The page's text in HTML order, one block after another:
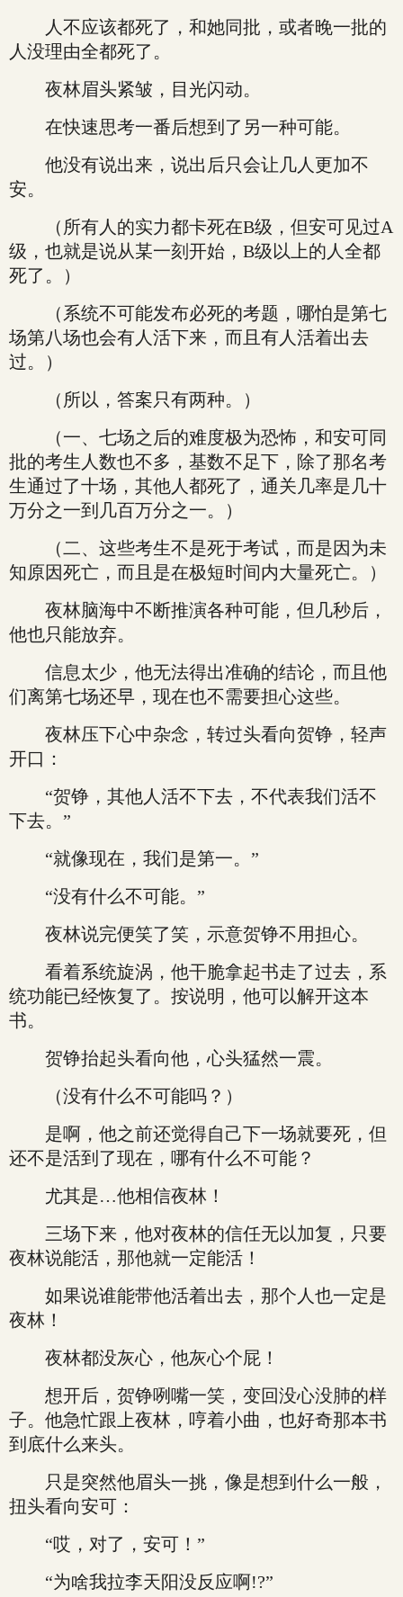
人不应该都死了，和她同批，或者晚一批的
人没理由全都死了。
夜林眉头紧皱，目光闪动。
在快速思考一番后想到了另一种可能。
他没有说出来，说出后只会让几人更加不
安。
（所有人的实力都卡死在B级，但安可见过A
级，也就是说从某一刻开始，B级以上的人全都
死了。）
（系统不可能发布必死的考题，哪怕是第七
场第八场也会有人活下来，而且有人活着出去
过。）
（所以，答案只有两种。）
（一、七场之后的难度极为恐怖，和安可同
批的考生人数也不多，基数不足下，除了那名考
生通过了十场，其他人都死了，通关几率是几十
万分之一到几百万分之一。）
（二、这些考生不是死于考试，而是因为未
知原因死亡，而且是在极短时间内大量死亡。）
夜林脑海中不断推演各种可能，但几秒后，
他也只能放弃。
信息太少，他无法得出准确的结论，而且他
们离第七场还早，现在也不需要担心这些。
夜林压下心中杂念，转过头看向贺铮，轻声
开口：
“贺铮，其他人活不下去，不代表我们活不
下去。”
“就像现在，我们是第一。”
“没有什么不可能。”
夜林说完便笑了笑，示意贺铮不用担心。
看着系统旋涡，他干脆拿起书走了过去，系
统功能已经恢复了。按说明，他可以解开这本
书。
贺铮抬起头看向他，心头猛然一震。
（没有什么不可能吗？）
是啊，他之前还觉得自己下一场就要死，但
还不是活到了现在，哪有什么不可能？
尤其是…他相信夜林！
三场下来，他对夜林的信任无以加复，只要
夜林说能活，那他就一定能活！
如果说谁能带他活着出去，那个人也一定是
夜林！
夜林都没灰心，他灰心个屁！
想开后，贺铮咧嘴一笑，变回没心没肺的样
子。他急忙跟上夜林，哼着小曲，也好奇那本书
到底什么来头。
只是突然他眉头一挑，像是想到什么一般，
扭头看向安可：
“哎，对了，安可！”
“为啥我拉李天阳没反应啊!?”